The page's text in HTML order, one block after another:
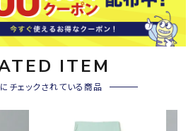
ITEM
チェックされている商品